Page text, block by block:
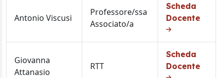
Antonio Viscusi
Professore/ssa
Associato/a
Scheda
Docente
Giovanna
Attanasio
RTT
Scheda
Docente